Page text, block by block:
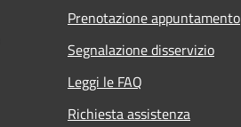
Prenotazione appuntamento
Segnalazione disservizio
Leggi le FAQ
Richiesta assistenza